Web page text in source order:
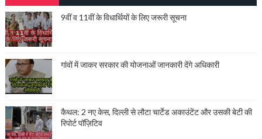
9वीं व 11वीं के विधार्थियों के लिए जरूरी सूचना
गांवों में जाकर सरकार की योजनाओं जानकारी देंगे अधिकारी
कैथल: 2 नए केस, दिल्ली से लौटा चार्टेड अकाउंटेंट और उसकी बेटी की
रिपोर्ट पॉज़िटिव